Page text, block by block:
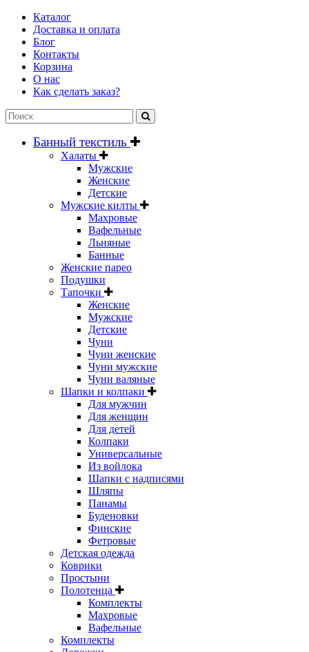
Каталог
Доставка и оплата
Блог
Контакты
Корзина
О нас
Как сделать заказ?
Банный текстиль
Халаты
Мужские
Женские
Детские
Мужские килты
Махровые
Вафельные
Льняные
Банные
Женские парео
Подушки
Тапочки
Женские
Мужские
Детские
Чуни
Чуни женские
Чуни мужские
Чуни валяные
Шапки и колпаки
Для мужчин
Для женщин
Для детей
Колпаки
Универсальные
Из войлока
Шапки с надписями
Шляпы
Панамы
Буденовки
Финские
Фетровые
Детская одежда
Коврики
Простыни
Полотенца
Комплекты
Махровые
Вафельные
Комплекты